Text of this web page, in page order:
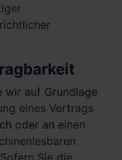
wir auf Grundlage
eines Vertrags
oder an einen